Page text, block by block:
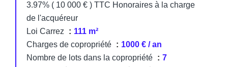
3.97% ( 10 000 € ) TTC Honoraires à la charge
de l'acquéreur
Loi Carrez
111 m²
Charges de copropriété
1000 € / an
Nombre de lots dans la copropriété
7